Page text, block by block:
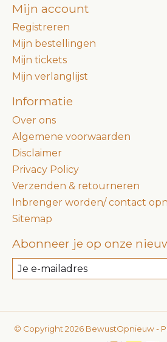
Mijn account
Registreren
Mijn bestellingen
Mijn tickets
Mijn verlanglijst
Informatie
Over ons
Algemene voorwaarden
Disclaimer
Privacy Policy
Verzenden & retourneren
Inbrenger worden/ contact
Sitemap
Abonneer je op onze
© Copyright 2026 BewustOpnieuw -